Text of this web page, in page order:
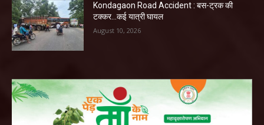
Kondagaon Road Accident : बस-ट्रक की
टक्कर…कई यात्री घायल
August 10, 2026